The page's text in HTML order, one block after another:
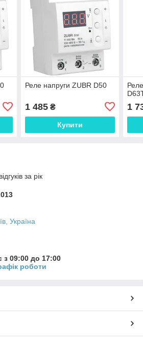
Реле напруги ZUBR D50
1 485₴
Купити
1
за рік
Україна
з 09:00 до 17:00
роботи